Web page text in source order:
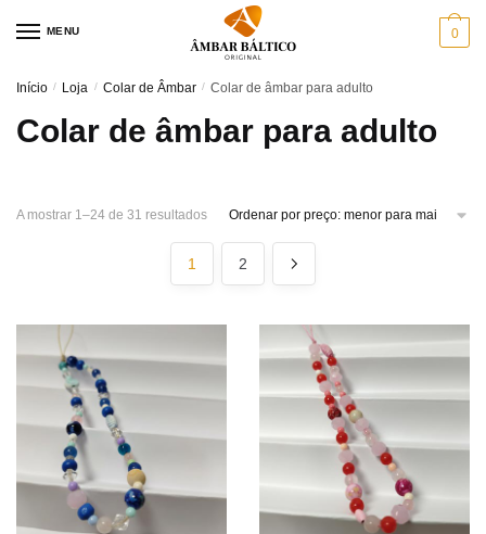
MENU 0
Início / Loja / Colar de Âmbar / Colar de âmbar para adulto
Colar de âmbar para adulto
A mostrar 1–24 de 31 resultadosSorted
1 2